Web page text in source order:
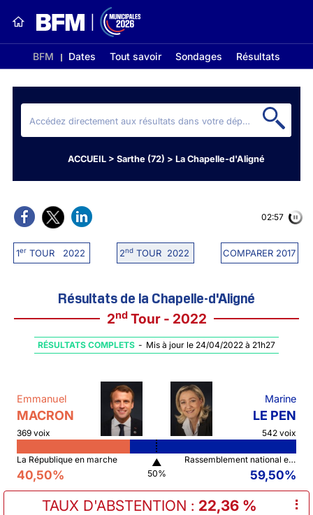
BFM Dates Tout savoir Sondages Résultats
ACCUEIL > Sarthe (72) > La Chapelle-d'Aligné
1erTOUR 2022 2ndTOUR 2022 COMPARER 2017
02:56
Résultats de la Chapelle-d'Aligné
2ndTour - 2022
RÉSULTATS COMPLETS - Mis à jour le 24/04/2022 à 21h27
Emmanuel
MACRON
369 voix
Marine
LE PEN
542 voix
La République en marche
40,50%
▲
50%
Rassemblement national et ses alliés
59,50%
TAUX D'ABSTENTION : 22,36 % ⠇